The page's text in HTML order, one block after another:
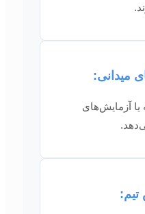
یا آزمایش‌های